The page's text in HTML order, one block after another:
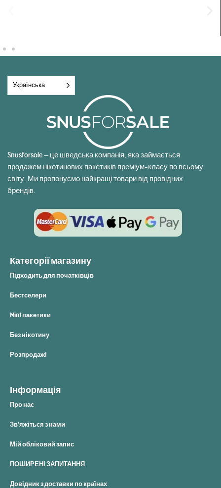
Українська
Snusforsale — це шведська компанія, яка займається
продажем нікотинових пакетиків преміум-класу по всьому
світу. Ми пропонуємо найкращі товари від провідних
брендів.
Категорії магазину
Підходить для початківців
Бестселери
Mint пакетики
Без нікотину
Розпродаж!
Інформація
Про нас
Зв'яжіться з нами
Мій обліковий запис
ПОШИРЕНІ ЗАПИТАННЯ
Довідник з доставки по країнах